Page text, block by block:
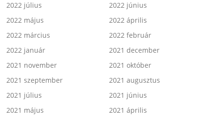
2022 július
2022 június
2022 május
2022 április
2022 március
2022 február
2022 január
2021 december
2021 november
2021 október
2021 szeptember
2021 augusztus
2021 július
2021 június
2021 május
2021 április